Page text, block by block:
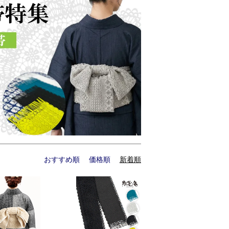
おすすめ順 価格順 新着順